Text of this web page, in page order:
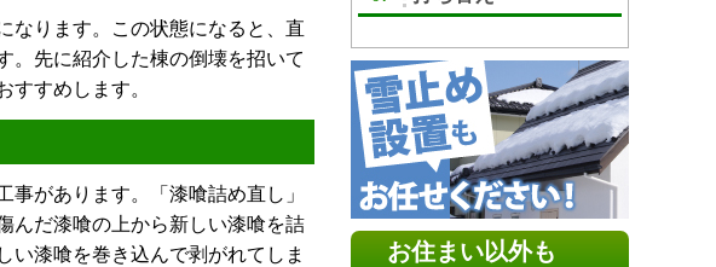
なります。この状態になると、直
。先に紹介した棟の倒壊を招いて
すすめします。
があります。「漆喰詰め直し」
んだ漆喰の上から新しい漆喰を詰
い漆喰を巻き込んで剥がれてしま
お住まい以外も